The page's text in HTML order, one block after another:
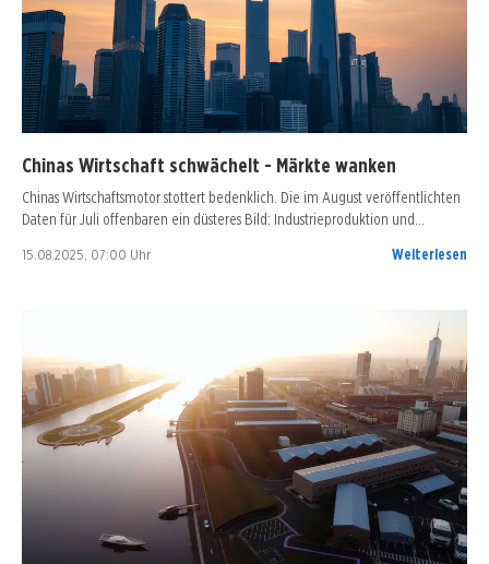
Chinas Wirtschaft schwächelt - Märkte wanken
Chinas Wirtschaftsmotor stottert bedenklich. Die im August veröffentlichten
Daten für Juli offenbaren ein düsteres Bild: Industrieproduktion und…
15.08.2025, 07:00 Uhr Weiterlesen